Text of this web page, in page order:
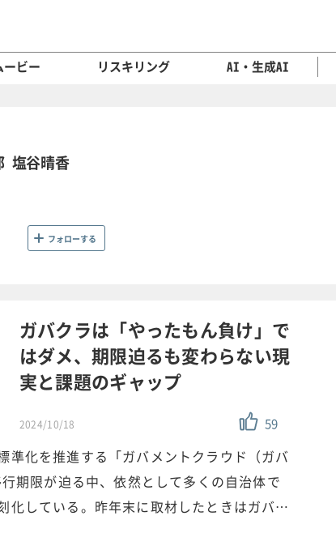
ービー リスキリング AI・生成AI
塩谷晴香
フォローする
ガバクラは「やったもん負け」で
はダメ、期限迫るも変わらない現
実と課題のギャップ
2024/10/18 59
準化を推進する「ガバメントクラウド（ガバ
期限が迫る中、依然として多くの自治体で
化している。昨年末に取材したときはガバ…